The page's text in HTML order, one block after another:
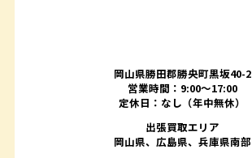
岡山県勝田郡勝央町黒坂40-2
営業時間：9:00～17:00
定休日：なし（年中無休）
出張買取エリア
岡山県、広島県、兵庫県南部